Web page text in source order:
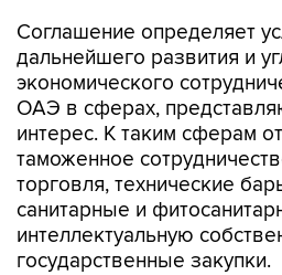
Соглашение определяет
дальнейшего развития и
экономического
ОАЭ в сферах,
интерес. К таким сферам
таможенное
торговля, технические
санитарные и
интеллектуальную
государственные закупки.